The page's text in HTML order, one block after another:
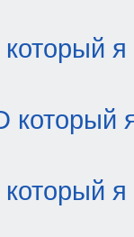
я
который
я